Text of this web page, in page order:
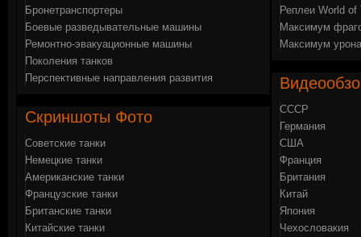
Бронетранспортеры
Боевые разведывательные машины
Ремонтно-эвакуационные машины
Поколения танков
Перспективные направления развития
Скриншоты Фото
Советские танки
Немецкие танки
Американские танки
Французские танки
Британские танки
Китайские танки
Реплеи World of
Максимум
Максимум
СССР
Германия
США
Франция
Британия
Китай
Япония
Чехословакия